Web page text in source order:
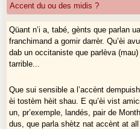
Accent du ou des midis ?
Qüant n’i a, tabé, gènts que parlan
franchimand a gomir darrèr. Qu’èi
dab un occitaniste que parlèva
tarrible...
Que sui sensible a l’accènt
èi tostèm hèit shau. E qu’èi vist
un, pr’exemple, landés, pair de
dus, que parla shètz nat accènt at